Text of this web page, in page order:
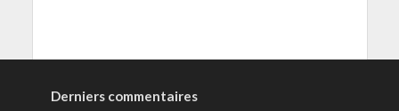
Derniers commentaires